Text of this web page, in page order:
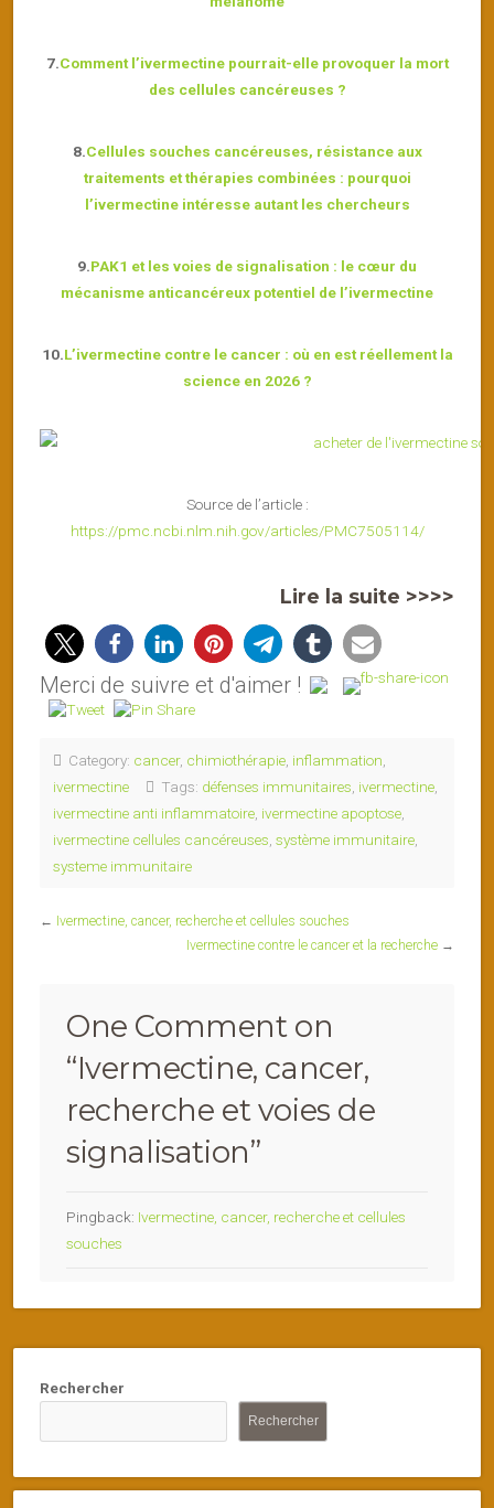
7.Comment l’ivermectine pourrait-elle provoquer la mort
des cellules cancéreuses ?
8.Cellules souches cancéreuses, résistance aux
traitements et thérapies combinées : pourquoi
l’ivermectine intéresse autant les chercheurs
9.PAK1 et les voies de signalisation : le cœur du
mécanisme anticancéreux potentiel de l’ivermectine
10.L’ivermectine contre le cancer : où en est réellement la
science en 2026 ?
Source de l’article :
https://pmc.ncbi.nlm.nih.gov/articles/PMC7505114/
Lire la suite >>>>
Merci de suivre et d'aimer !
Category: cancer, chimiothérapie, inflammation,
ivermectine
Tags: défenses immunitaires, ivermectine,
ivermectine anti inflammatoire, ivermectine apoptose,
ivermectine cellules cancéreuses, système immunitaire,
systeme immunitaire
← Ivermectine, cancer, recherche et cellules souches
Ivermectine contre le cancer et la recherche →
One Comment on
“Ivermectine, cancer,
recherche et voies de
signalisation”
Pingback: Ivermectine, cancer, recherche et cellules
souches
Rechercher
Rechercher